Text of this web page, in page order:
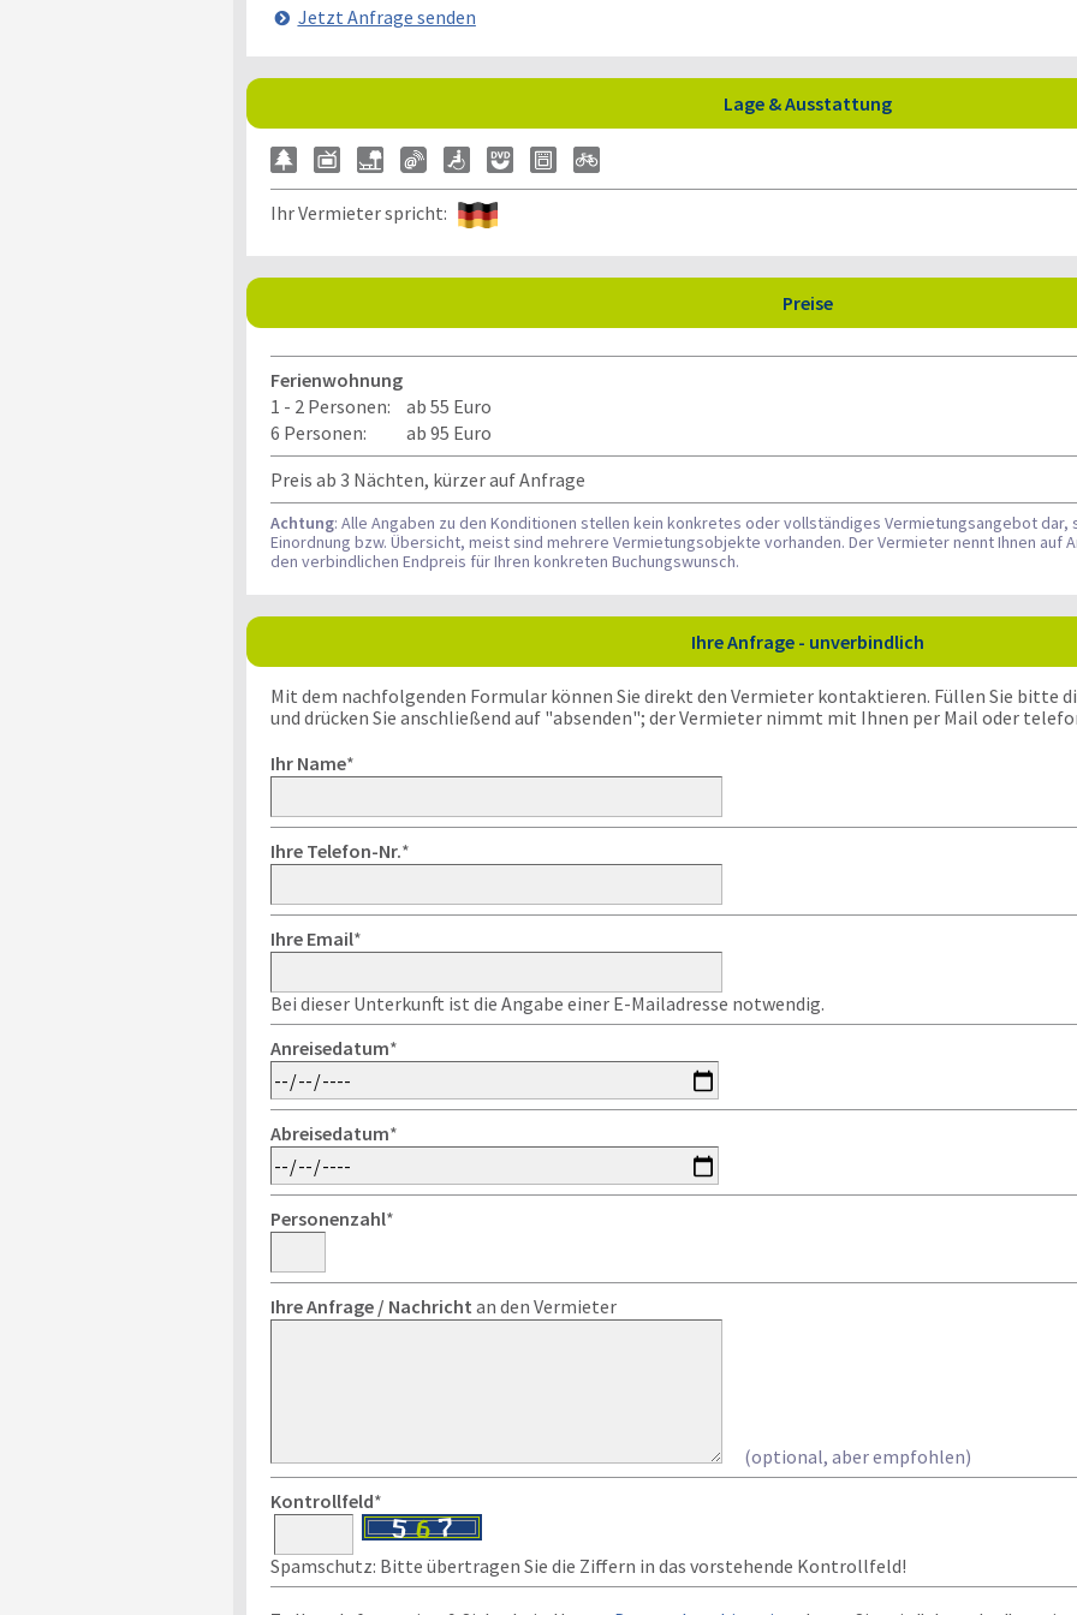
Jetzt Anfrage senden
Lage & Ausstattung
Ihr Vermieter spricht:
Preise
Ferienwohnung
1 - 2 Personen:
ab 55 Euro
6 Personen:
ab 95 Euro
Preis ab 3 Nächten, kürzer auf Anfrage
Achtung: Alle Angaben zu den Konditionen stellen kein konkretes oder vollständiges Vermietungsangebot
Einordnung bzw. Übersicht, meist sind mehrere Vermietungsobjekte vorhanden. Der Vermieter nennt Ihnen auf
den verbindlichen Endpreis für Ihren konkreten Buchungswunsch.
Ihre Anfrage - unverbindlich
Mit dem nachfolgenden Formular können Sie direkt den Vermieter kontaktieren. Füllen Sie bitte
und drücken Sie anschließend auf "absenden"; der Vermieter nimmt mit Ihnen per Mail oder
Ihr Name*
Ihre Telefon-Nr.*
Ihre Email*
Bei dieser Unterkunft ist die Angabe einer E-Mailadresse notwendig.
Anreisedatum*
Abreisedatum*
Personenzahl*
Ihre Anfrage / Nachricht an den Vermieter
(optional, aber empfohlen)
Kontrollfeld*
Spamschutz: Bitte übertragen Sie die Ziffern in das vorstehende Kontrollfeld!